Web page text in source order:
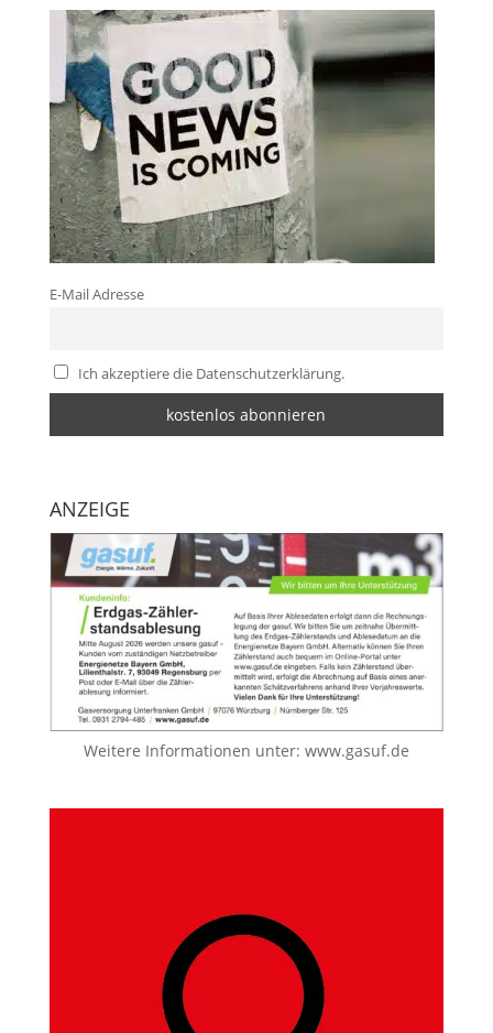
E-Mail Adresse
Ich akzeptiere die Datenschutzerklärung.
ANZEIGE
Weitere Informationen unter: www.gasuf.de